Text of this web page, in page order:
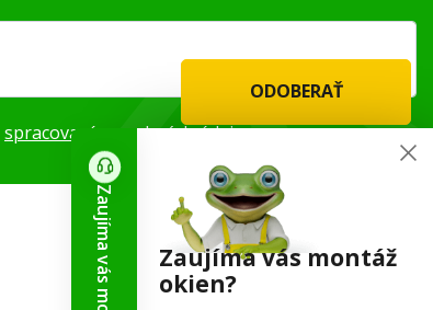
ODOBERAŤ
spracovaním osobných údajov.
Kontaktné informácie
Zaujíma vás montáž
okien?